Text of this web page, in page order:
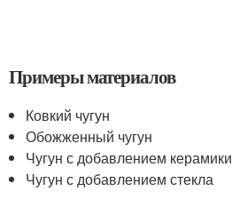
Примеры материалов
Ковкий чугун
Обожженный чугун
Чугун с добавлением керамики
Чугун с добавлением стекла